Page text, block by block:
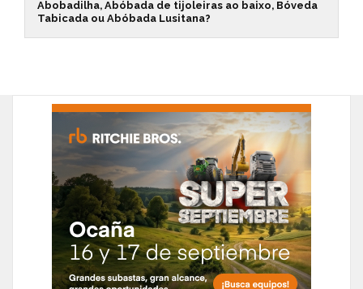
Abobadilha, Abóbada de tijoleiras ao baixo, Bóveda
Tabicada ou Abóbada Lusitana?